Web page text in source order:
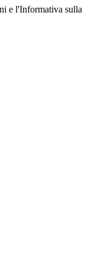
e l'Informativa sulla